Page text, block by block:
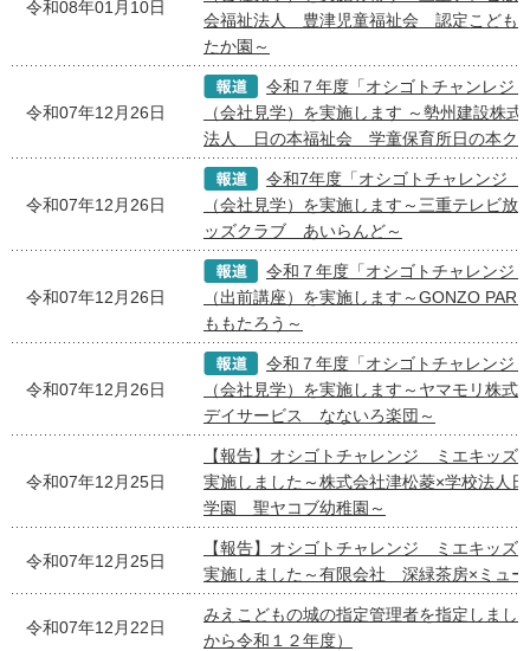
令和08年01月10日
会福祉法人 豊津児童福祉会 認定こども
たか園～
令和07年12月26日
令和７年度「オシゴトチャンレジ
（会社見学）を実施します ～勢州建設株
法人 日の本福祉会 学童保育所日の本ク
令和07年12月26日
令和7年度「オシゴトチャレンジ
（会社見学）を実施します～三重テレビ放
ッズクラブ あいらんど～
令和07年12月26日
令和７年度「オシゴトチャレンジ
（出前講座）を実施します～GONZO
ももたろう～
令和07年12月26日
令和７年度「オシゴトチャレンジ
（会社見学）を実施します～ヤマモリ株式
デイサービス なないろ楽団～
令和07年12月25日
【報告】オシゴトチャレンジ ミエキッズ
実施しました～株式会社津松菱×学校法人
学園 聖ヤコブ幼稚園～
令和07年12月25日
【報告】オシゴトチャレンジ ミエキッズ
実施しました～有限会社 深緑茶房×ミュー
令和07年12月22日
みえこどもの城の指定管理者を指定しまし
から令和１２年度）